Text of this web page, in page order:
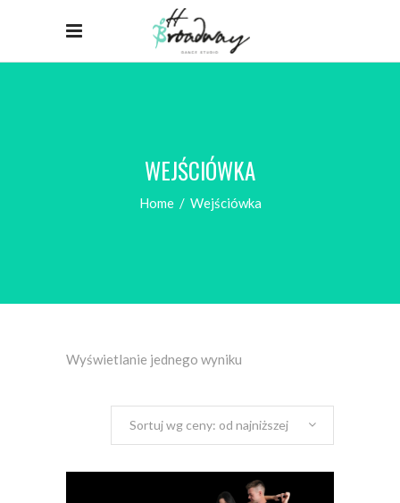
WEJŚCIÓWKA
Home/ Wejściówka
Wyświetlanie jednego wyniku
Sortuj wg ceny: od najniższej